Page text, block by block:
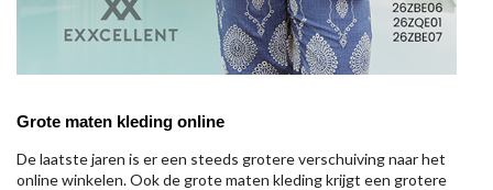
Grote maten kleding online
De laatste jaren is er een steeds grotere verschuiving naar het
online winkelen. Ook de grote maten kleding krijgt een grotere